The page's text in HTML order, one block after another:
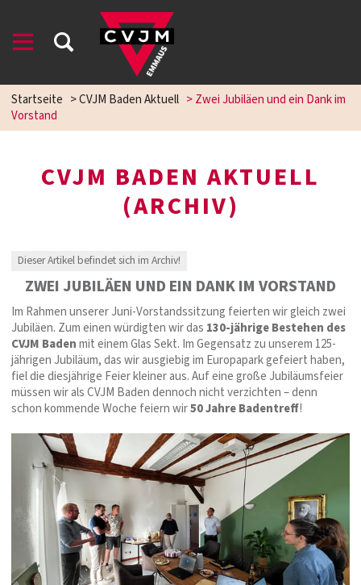
Startseite >CVJM Baden Aktuell >Zwei Jubiläen und ein Dank im
Vorstand
CVJM BADEN AKTUELL
(ARCHIV)
Dieser Artikel befindet sich im Archiv!
ZWEI JUBILÄEN UND EIN DANK IM VORSTAND
Im Rahmen unserer Juni-Vorstandssitzung feierten wir gleich zwei
Jubiläen. Zum einen würdigten wir das 130-jährige Bestehen des
CVJM Badenmit einem Glas Sekt. Im Gegensatz zu unserem 125-
jährigen Jubiläum, das wir ausgiebig im Europapark gefeiert haben,
fiel die diesjährige Feier kleiner aus. Auf eine große Jubiläumsfeier
müssen wir als CVJM Baden dennoch nicht verzichten – denn
schon kommende Woche feiern wir50 Jahre Badentreff!